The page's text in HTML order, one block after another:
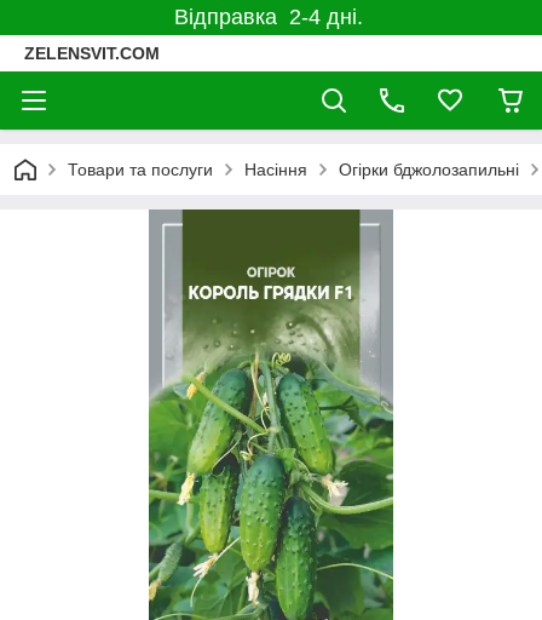
Відправка 2-4 дні.
ZELENSVIT.COM
Товари та послуги Насіння Огірки бджолозапильні